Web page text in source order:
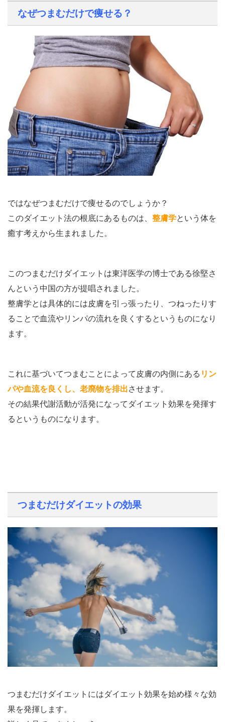
なぜつまむだけで痩せる？
ではなぜつまむだけで痩せるのでしょうか？
このダイエット法の根底にあるものは、 整膚学という体を
癒す考えから生まれました。
このつまむだけダイエットは東洋医学の博士である徐堅さ
んという中国の方が提唱されました。
整膚学とは具体的には皮膚を引っ張ったり、つねったりす
ることで血流やリンパの流れを良くするというものになり
ます。
これに基づいてつまむことによって皮膚の内側にある リン
パや血流を良くし、老廃物を排出させます。
その結果代謝活動が活発になってダイエット効果を発揮す
るというものになります。
つまむだけダイエットの効果
つまむだけダイエットにはダイエット効果を始め様々な効
果を発揮します。